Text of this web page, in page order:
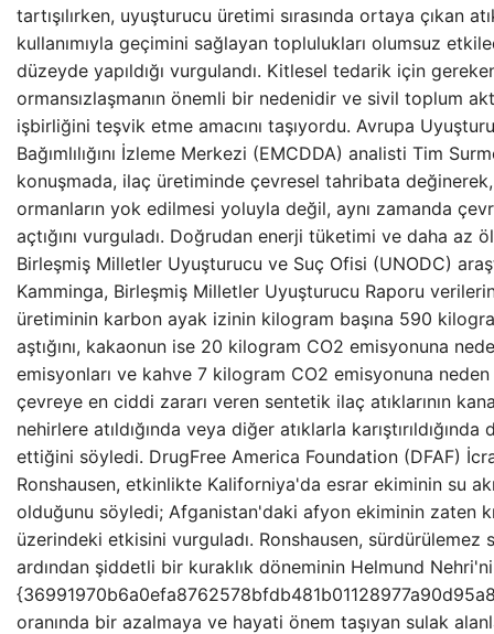
tartışılırken, uyuşturucu üretimi sırasında ortaya çıkan
kullanımıyla geçimini sağlayan toplulukları olumsuz
düzeyde yapıldığı vurgulandı. Kitlesel tedarik için
ormansızlaşmanın önemli bir nedenidir ve sivil toplum
işbirliğini teşvik etme amacını taşıyordu. Avrupa
Bağımlılığını İzleme Merkezi (EMCDDA) analisti Tim
konuşmada, ilaç üretiminde çevresel tahribata
ormanların yok edilmesi yoluyla değil, aynı zamanda
açtığını vurguladı. Doğrudan enerji tüketimi ve daha az
Birleşmiş Milletler Uyuşturucu ve Suç Ofisi (UNODC)
Kamminga, Birleşmiş Milletler Uyuşturucu Raporu
üretiminin karbon ayak izinin kilogram başına 590
aştığını, kakaonun ise 20 kilogram CO2 emisyonuna
emisyonları ve kahve 7 kilogram CO2 emisyonuna
çevreye en ciddi zararı veren sentetik ilaç atıklarının
nehirlere atıldığında veya diğer atıklarla
ettiğini söyledi. DrugFree America Foundation (DFAF)
Ronshausen, etkinlikte Kaliforniya'da esrar ekiminin su
olduğunu söyledi; Afganistan'daki afyon ekiminin zaten
üzerindeki etkisini vurguladı. Ronshausen, sürdürülemez
ardından şiddetli bir kuraklık döneminin Helmund
oranında bir azalmaya ve hayati önem taşıyan sulak